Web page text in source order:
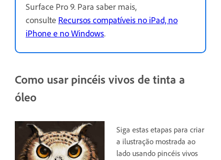
Surface Pro 9. Para saber mais,
consulte Recursos compatíveis no iPad, no
iPhone e no Windows.
Como usar pincéis vivos de tinta a
óleo
Siga estas etapas para criar
a ilustração mostrada ao
lado usando pincéis vivos